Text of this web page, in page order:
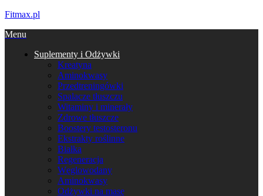
Fitmax.pl
Menu
Suplementy i Odżywki
Kreatyna
Aminokwasy
Przedtreningówki
Spalacze tłuszczu
Witaminy i minerały
Zdrowe tłuszcze
Boostery testosteronu
Ekstrakty roślinne
Białka
Regeneracja
Węglowodany
Aminokwasy
Odżywki na masę